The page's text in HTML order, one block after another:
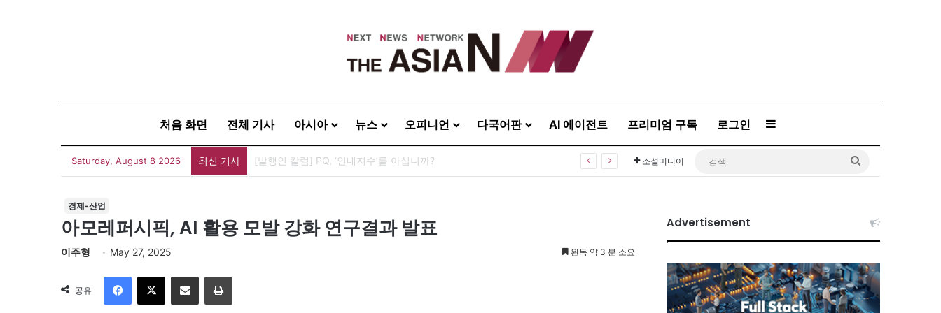
처음 화면 전체 기사 아시아 뉴스 오피니언 다국어판 AI 에이전트 프리미엄 구독 로그인 Sidebar
Saturday, August 8 2026 최신 기사 [발행인 칼럼] PQ, ‘인내지수’를 아십니까? 소셜미디어
경제-산업
아모레퍼시픽, AI 활용 모발 강화 연구결과 발표
이주형 May 27, 2025 완독 약 3 분 소요
공유
Facebook
X 이메일 인쇄
Advertisement